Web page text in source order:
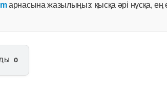
арнасына жазылыңыз: қысқа әрі нұсқа, ең
0